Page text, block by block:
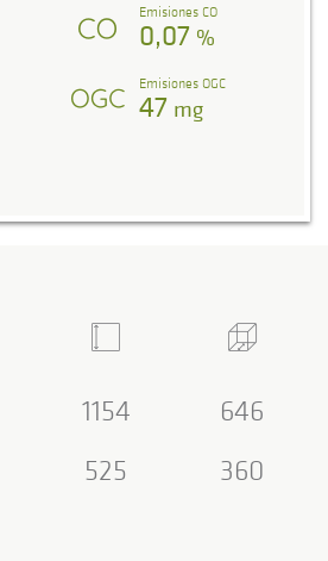
Emisiones CO
0,07 %
Emisiones OGC
47 mg
1154 646
525 360